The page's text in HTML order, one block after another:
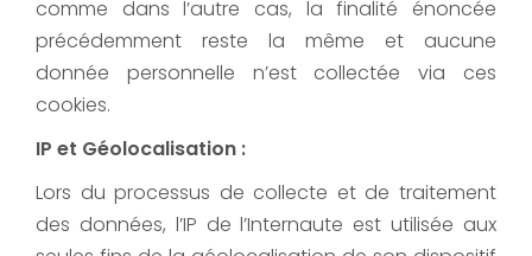
comme dans l’autre cas, la finalité énoncée
précédemment reste la même et aucune
donnée personnelle n’est collectée via ces
cookies.
IP et Géolocalisation :
Lors du processus de collecte et de traitement
des données, l’IP de l’Internaute est utilisée aux